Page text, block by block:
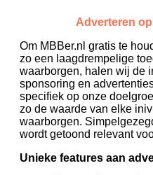
Adverteren op
Om MBBer.nl gratis te
zo een laagdrempelige
waarborgen, halen wij de
sponsoring en
specifiek op onze
zo de waarde van elke
waarborgen.
wordt getoond relevant
Unieke features aan